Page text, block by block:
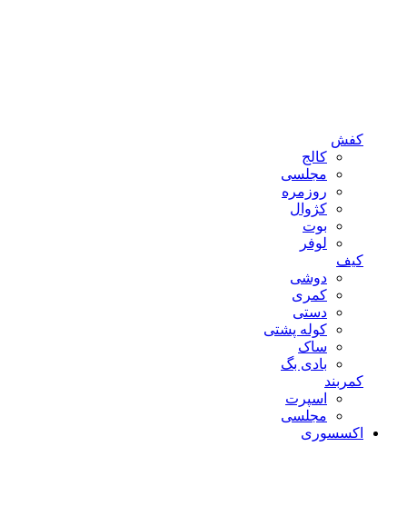
کفش
کالج
مجلسی
روزمره
کژوال
بوت
لوفر
کیف
دوشی
کمری
دستی
کوله پشتی
ساک
بادی بگ
کمربند
اسپرت
مجلسی
اکسسوری